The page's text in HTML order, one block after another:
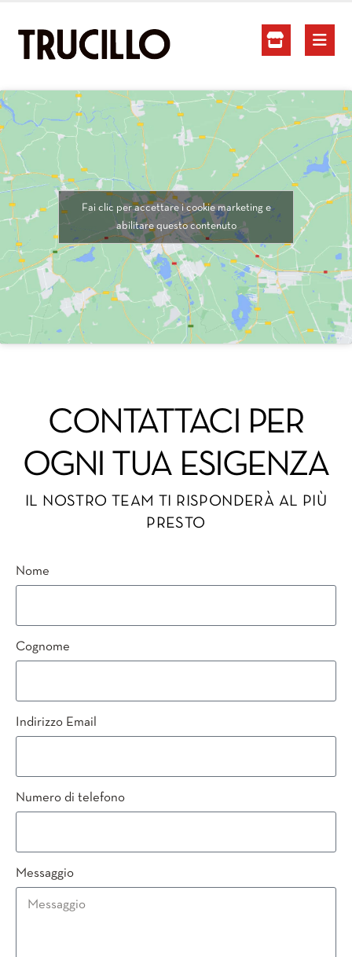
Fai clic per accettare i cookie marketing e
abilitare questo contenuto
CONTATTACI PER
OGNI TUA ESIGENZA
IL NOSTRO TEAM TI RISPONDERÀ AL PIÙ
PRESTO
Nome
Cognome
Indirizzo Email
Numero di telefono
Messaggio